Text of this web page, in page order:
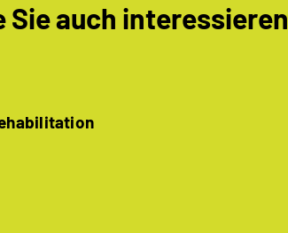
Sie auch interessieren